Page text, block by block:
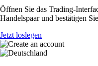
Öffnen Sie das Trading-
Handelspaar und bestätigen
Jetzt loslegen